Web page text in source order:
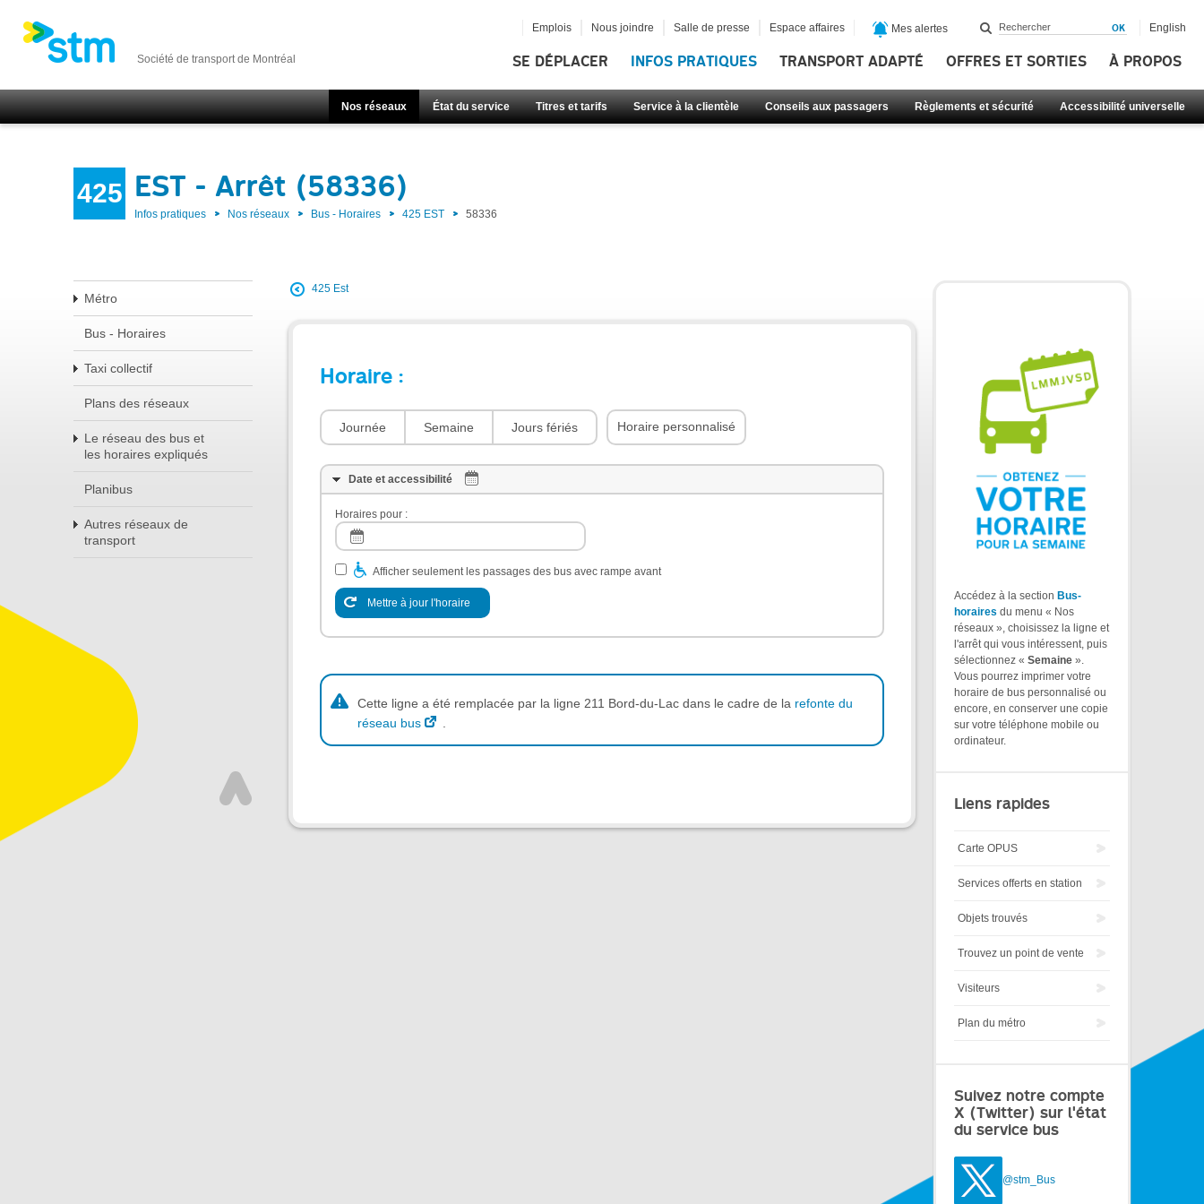
Société de transport de Montréal SE DÉPLACER INFOS PRATIQUES TRANSPORT ADAPTÉ OFFRES ET SORTIES À PROPOS
Nos réseaux État du service Titres et tarifs Service à la clientèle Conseils aux passagers Règlements et sécurité Accessibilité universelle
Emplois Nous joindre Salle de presse Espace affaires Mes alertes English
425 EST - Arrêt (58336)
Infos pratiques Nos réseaux Bus - Horaires 425 EST 58336
Métro
Bus - Horaires
Taxi collectif
Plans des réseaux
Le réseau des bus et
les horaires expliqués
Planibus
Autres réseaux de
transport
425 Est
Horaire :
Journée Semaine Jours fériés Horaire personnalisé
Date et accessibilité
Horaires pour :
Afficher seulement les passages des bus avec rampe avant
Mettre à jour l'horaire
Cette ligne a été remplacée par la ligne 211 Bord-du-Lac dans le cadre de la refonte du
réseau bus
Accédez à la section Bus-
horaires du menu « Nos
réseaux », choisissez la ligne et
l'arrêt qui vous intéressent, puis
sélectionnez « Semaine ».
Vous pourrez imprimer votre
horaire de bus personnalisé ou
encore, en conserver une copie
sur votre téléphone mobile ou
ordinateur.
Liens rapides
Carte OPUS
Services offerts en station
Objets trouvés
Trouvez un point de vente
Visiteurs
Plan du métro
Suivez notre compte
X (Twitter) sur l'état
du service bus
@stm_Bus